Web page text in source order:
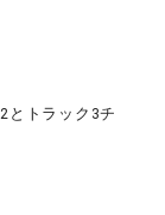
とトラック3チ